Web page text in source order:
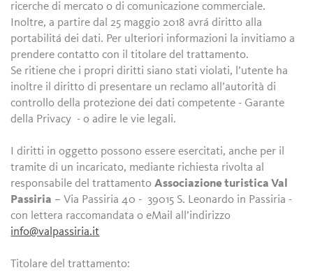
ricerche di mercato o di comunicazione commerciale.
Inoltre, a partire dal 25 maggio 2018 avrá diritto alla
portabilitá dei dati. Per ulteriori informazioni la invitiamo a
prendere contatto con il titolare del trattamento.
Se ritiene che i propri diritti siano stati violati, l’utente ha
inoltre il diritto di presentare un reclamo all’autorità di
controllo della protezione dei dati competente - Garante
della Privacy - o adire le vie legali.
I diritti in oggetto possono essere esercitati, anche per il
tramite di un incaricato, mediante richiesta rivolta al
responsabile del trattamentoAssociazione turistica Val
Passiria – Via Passiria 40 - 39015 S. Leonardo in Passiria -
con lettera raccomandata o eMail all’indirizzo
info@valpassiria.it
Titolare del trattamento: